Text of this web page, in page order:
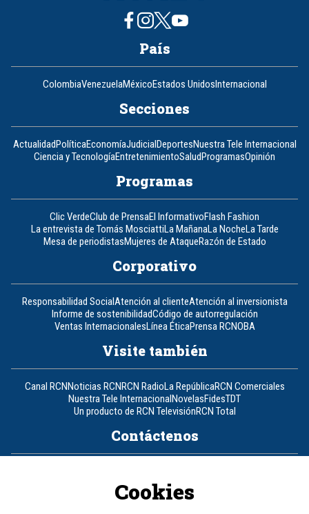
País
ColombiaVenezuelaMéxicoEstados UnidosInternacional
Secciones
ActualidadPolíticaEconomíaJudicialDeportesNuestra Tele Internacional
Ciencia y TecnologíaEntretenimientoSaludProgramasOpinión
Programas
Clic VerdeClub de PrensaEl InformativoFlash Fashion
La entrevista de Tomás MosciattiLa MañanaLa NocheLa Tarde
Mesa de periodistasMujeres de AtaqueRazón de Estado
Corporativo
Responsabilidad SocialAtención al clienteAtención al inversionista
Informe de sostenibilidadCódigo de autorregulación
Ventas InternacionalesLínea ÉticaPrensa RCNOBA
Visite también
Canal RCNNoticias RCNRCN RadioLa RepúblicaRCN Comerciales
Nuestra Tele InternacionalNovelasFidesTDT
Un producto de RCN TelevisiónRCN Total
Contáctenos
Cookies